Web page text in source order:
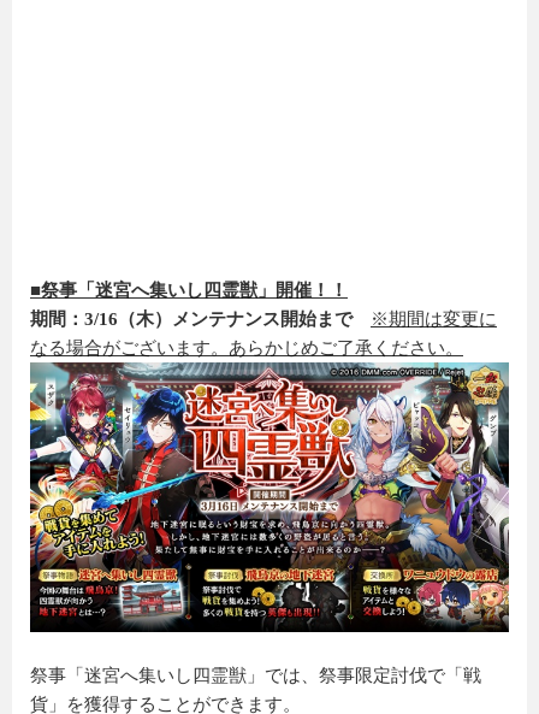
■祭事「迷宮へ集いし四霊獣」開催！！
期間：3/16（木）メンテナンス開始まで
※期間は変更に
なる場合がございます。あらかじめご了承ください。
祭事「迷宮へ集いし四霊獣」では、祭事限定討伐で「戦
貨」を獲得することができます。